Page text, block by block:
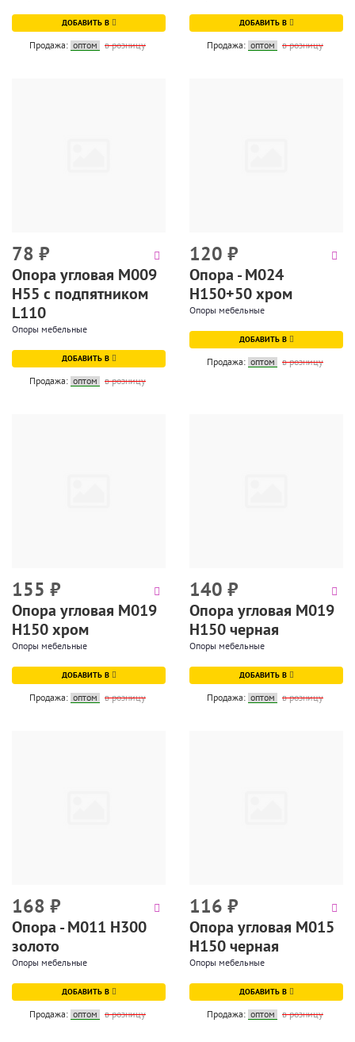
ДОБАВИТЬ В
Продажа: оптом в розницу
ДОБАВИТЬ В
Продажа: оптом в розницу
78 ₽
Опора угловая М009
Н55 с подпятником
L110
Опоры мебельные
ДОБАВИТЬ В
Продажа: оптом в розницу
120 ₽
Опора - М024
Н150+50 хром
Опоры мебельные
ДОБАВИТЬ В
Продажа: оптом в розницу
155 ₽
Опора угловая М019
Н150 хром
Опоры мебельные
ДОБАВИТЬ В
Продажа: оптом в розницу
140 ₽
Опора угловая М019
Н150 черная
Опоры мебельные
ДОБАВИТЬ В
Продажа: оптом в розницу
168 ₽
Опора - М011 Н300
золото
Опоры мебельные
ДОБАВИТЬ В
Продажа: оптом в розницу
116 ₽
Опора угловая М015
Н150 черная
Опоры мебельные
ДОБАВИТЬ В
Продажа: оптом в розницу